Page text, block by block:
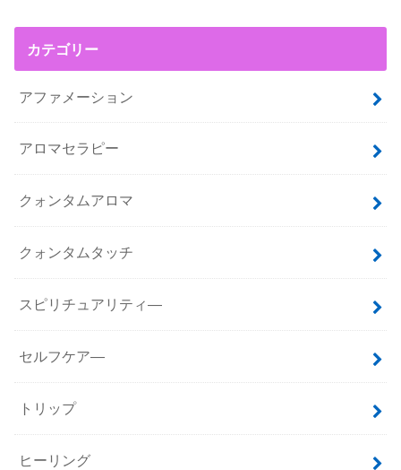
カテゴリー
アファメーション
アロマセラピー
クォンタムアロマ
クォンタムタッチ
スピリチュアリティ―
セルフケア―
トリップ
ヒーリング